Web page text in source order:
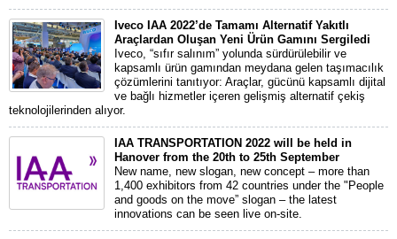
Iveco IAA 2022’de Tamamı Alternatif Yakıtlı
Araçlardan Oluşan Yeni Ürün Gamını Sergiledi
Iveco, “sıfır salınım” yolunda sürdürülebilir ve
kapsamlı ürün gamından meydana gelen taşımacılık
çözümlerini tanıtıyor: Araçlar, gücünü kapsamlı dijital
ve bağlı hizmetler içeren gelişmiş alternatif çekiş
teknolojilerinden alıyor.
IAA TRANSPORTATION 2022 will be held in
Hanover from the 20th to 25th September
New name, new slogan, new concept – more than
1,400 exhibitors from 42 countries under the "People
and goods on the move” slogan – the latest
innovations can be seen live on-site.